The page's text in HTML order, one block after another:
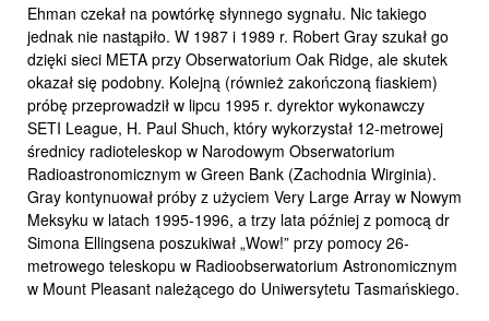
Ehman czekał na powtórkę słynnego sygnału. Nic takiego
jednak nie nastąpiło. W 1987 i 1989 r. Robert Gray szukał go
dzięki sieci META przy Obserwatorium Oak Ridge, ale skutek
okazał się podobny. Kolejną (również zakończoną fiaskiem)
próbę przeprowadził w lipcu 1995 r. dyrektor wykonawczy
SETI League, H. Paul Shuch, który wykorzystał 12-metrowej
średnicy radioteleskop w Narodowym Obserwatorium
Radioastronomicznym w Green Bank (Zachodnia Wirginia).
Gray kontynuował próby z użyciem Very Large Array w Nowym
Meksyku w latach 1995-1996, a trzy lata później z pomocą dr
Simona Ellingsena poszukiwał „Wow!” przy pomocy 26-
metrowego teleskopu w Radioobserwatorium Astronomicznym
w Mount Pleasant należącego do Uniwersytetu Tasmańskiego.